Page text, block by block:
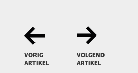
VORIG
ARTIKEL
VOLGEND
ARTIKEL